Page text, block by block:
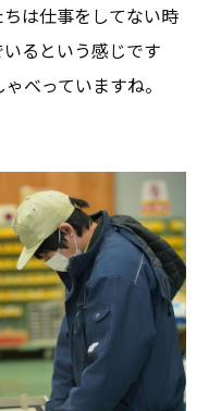
は仕事をしてない時
るという感じです
べっていますね。